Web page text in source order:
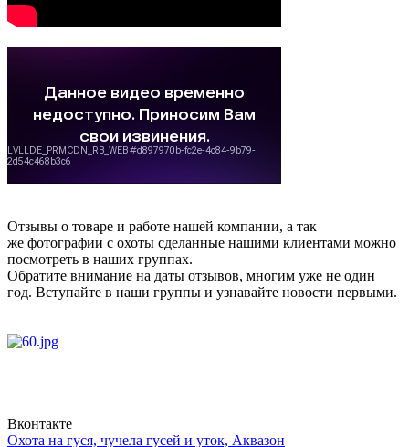
Отзывы о товаре и работе нашей компании, а так
же фотографии с охоты сделанные нашими клиентами можно
посмотреть в наших группах.
Обратите внимание на даты отзывов, многим уже не один
год. Вступайте в наши группы и узнавайте новости первыми.
Вконтакте
Охота на гуся, чучела гусей и уток, Аквазон